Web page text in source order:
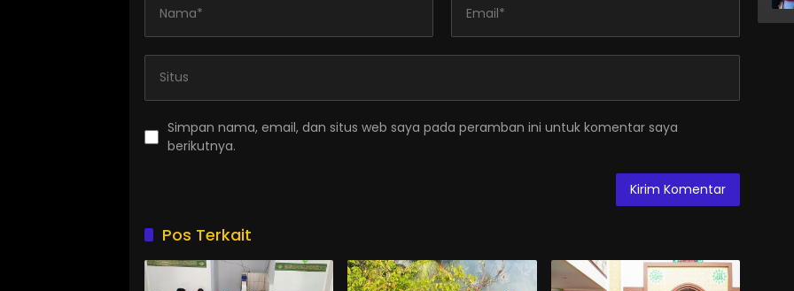
Simpan nama, email, dan situs web saya pada peramban ini untuk komentar saya
berikutnya.
Pos Terkait